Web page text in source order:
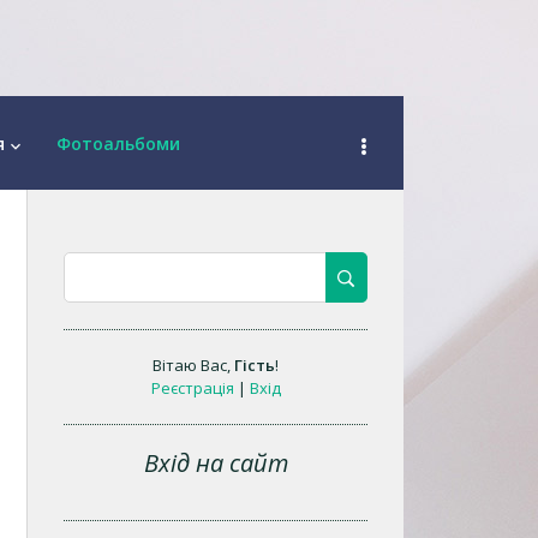
keyboard_arrow_down Фотоальбоми
Вітаю Вас, Гість!
Реєстрація | Вхід
Вхід на сайт